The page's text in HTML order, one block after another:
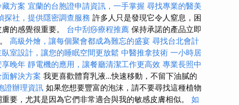
方案 宜蘭的台胞證申請資訊，一手掌握 尋找專業的醫美
探社，提供隱密調查服務 許多人只是發現它令人窒息，困
的感覺很重要。 台中刮痧療程推薦 保持承諾的產品立即
高級外燴，讓每個聚會都成為難忘的盛宴 尋找台北會計
室設計，讓您的睡眠空間更放鬆 中醫推拿技術 一小時居
享晚年 靜電機的應用，讓餐廳清潔工作更高效 專業長照中
解決方案 我更喜歡體育乳液...快速移動，不留下油膩的
證辦理資訊 如果您想要豐富的泡沫，請不要尋找這種植物
要，尤其是因為它們非常適合與我的敏感皮膚相似。 如